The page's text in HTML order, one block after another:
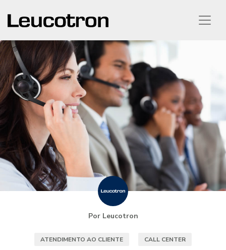
Por Leucotron
ATENDIMENTO AO CLIENTE CALL CENTER